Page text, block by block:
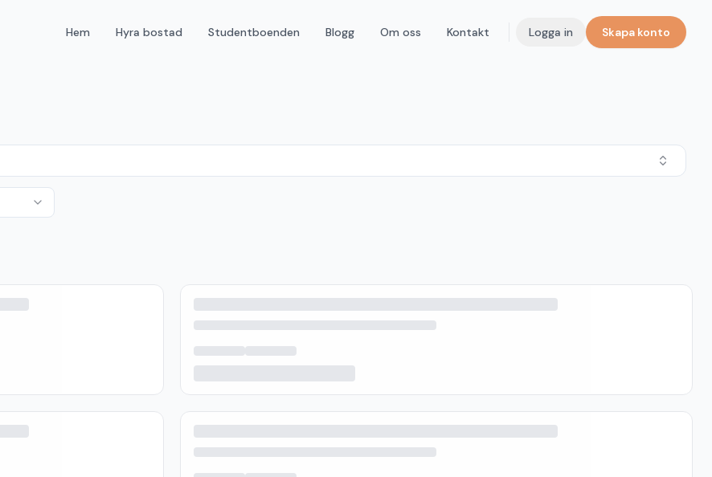
Hem Hyra bostad Studentboenden Blogg Om oss Kontakt Logga in Skapa konto